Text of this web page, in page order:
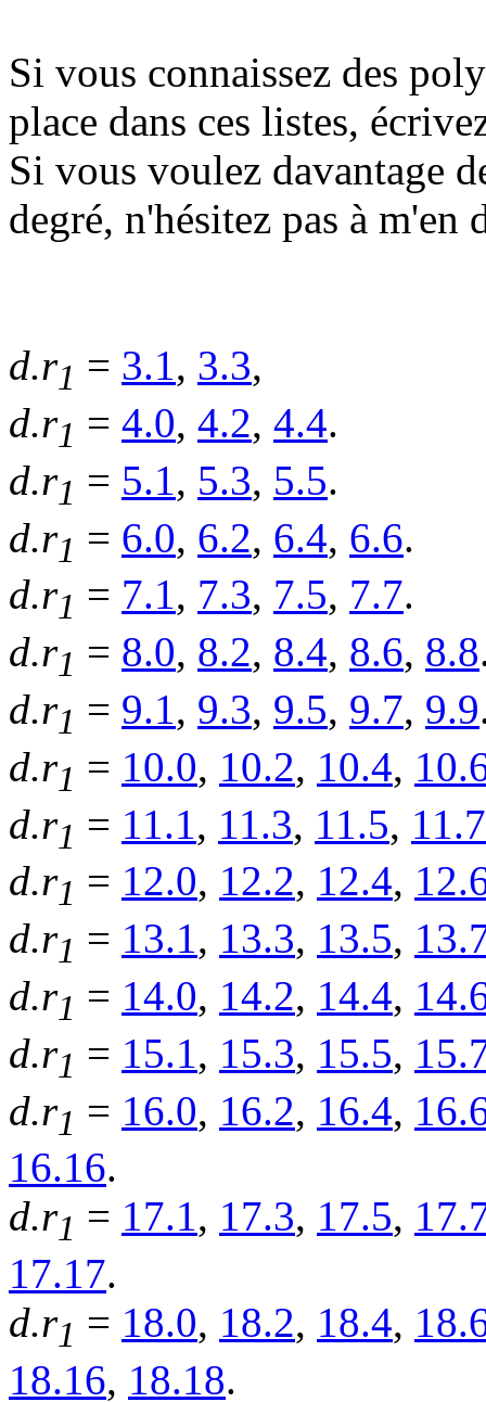
Si vous connaissez des
place dans ces listes,
Si vous voulez davantage
degré, n'hésitez pas à m'en
d.r1 = 3.1, 3.3,
d.r1 = 4.0, 4.2, 4.4.
d.r1 = 5.1, 5.3, 5.5.
d.r1 = 6.0, 6.2, 6.4, 6.6.
d.r1 = 7.1, 7.3, 7.5, 7.7.
d.r1 = 8.0, 8.2, 8.4, 8.6, 8.8
d.r1 = 9.1, 9.3, 9.5, 9.7, 9.9
d.r1 = 10.0, 10.2, 10.4,
d.r1 = 11.1 , 11.3, 11.5, 11.7
d.r1 = 12.0, 12.2, 12.4,
d.r1 = 13.1, 13.3, 13.5,
d.r1 = 14.0, 14.2, 14.4,
d.r1 = 15.1, 15.3, 15.5,
d.r1 = 16.0, 16.2, 16.4,
16.16.
d.r1 = 17.1, 17.3, 17.5,
17.17.
d.r1 = 18.0, 18.2, 18.4,
18.16, 18.18.